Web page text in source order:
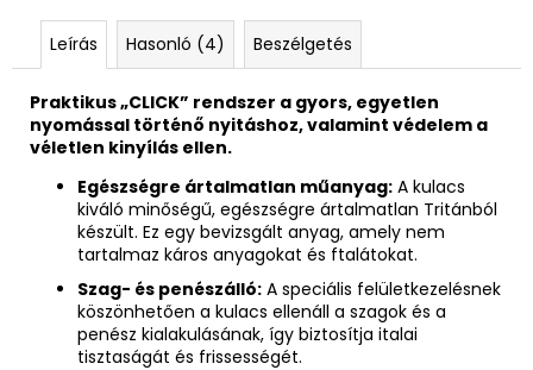
Leírás Hasonló (4) Beszélgetés
Praktikus „CLICK” rendszer a gyors, egyetlen
nyomással történő nyitáshoz, valamint védelem a
véletlen kinyílás ellen.
Egészségre ártalmatlan műanyag: A kulacs
kiváló minőségű, egészségre ártalmatlan Tritánból
készült. Ez egy bevizsgált anyag, amely nem
tartalmaz káros anyagokat és ftalátokat.
Szag- és penészálló: A speciális felületkezelésnek
köszönhetően a kulacs ellenáll a szagok és a
penész kialakulásának, így biztosítja italai
tisztaságát és frissességét.